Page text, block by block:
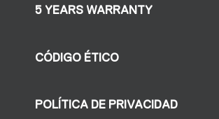
5 YEARS WARRANTY
CÓDIGO ÉTICO
POLÍTICA DE PRIVACIDAD